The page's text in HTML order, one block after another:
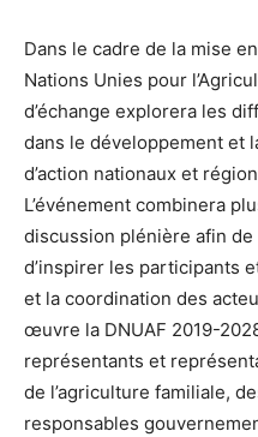
Dans le cadre de la mise
Nations Unies pour
d’échange explorera les
dans le développement et
d’action nationaux et
L’événement combinera
discussion plénière afin
d’inspirer les participants
et la coordination des
œuvre la DNUAF 2019-
représentants et
de l’agriculture familiale,
responsables